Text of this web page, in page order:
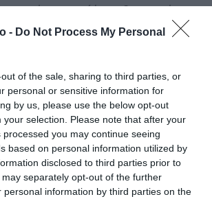
- Do Not Process My Personal
of the sale, sharing to third parties, or
personal or sensitive information for
by us, please use the below opt-out
your selection. Please note that after your
you may continue seeing
based on personal information utilized by
disclosed to third parties prior to
separately opt-out of the further
personal information by third parties on the
que hemos caído un 3, pero el
un 7».
se asegura que pese a la crisis no han
muy necesitados de la provincia.
como fuente preferida
de forma gratuita
con las últimas noticias de actualidad.